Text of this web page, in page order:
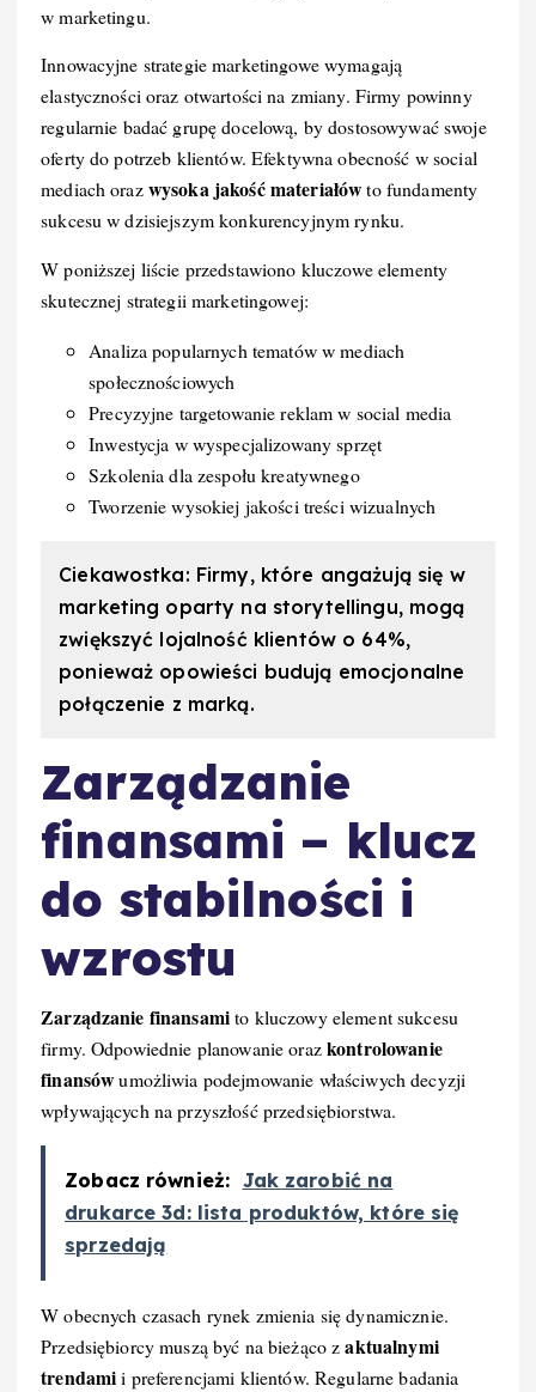
w marketingu.
Innowacyjne strategie marketingowe wymagają
elastyczności oraz otwartości na zmiany. Firmy powinny
regularnie badać grupę docelową, by dostosowywać swoje
oferty do potrzeb klientów. Efektywna obecność w social
mediach orazwysoka jakość materiałówto fundamenty
sukcesu w dzisiejszym konkurencyjnym rynku.
W poniższej liście przedstawiono kluczowe elementy
skutecznej strategii marketingowej:
Analiza popularnych tematów w mediach
społecznościowych
Precyzyjne targetowanie reklam w social media
Inwestycja w wyspecjalizowany sprzęt
Szkolenia dla zespołu kreatywnego
Tworzenie wysokiej jakości treści wizualnych
Ciekawostka: Firmy, które angażują się w
marketing oparty na storytellingu, mogą
zwiększyć lojalność klientów o 64%,
ponieważ opowieści budują emocjonalne
połączenie z marką.
Zarządzanie
finansami – klucz
do stabilności i
wzrostu
Zarządzanie finansamito kluczowy element sukcesu
firmy. Odpowiednie planowanie orazkontrolowanie
finansówumożliwia podejmowanie właściwych decyzji
wpływających na przyszłość przedsiębiorstwa.
Zobacz również: Jak zarobić na
drukarce 3d: lista produktów, które się
sprzedają
W obecnych czasach rynek zmienia się dynamicznie.
Przedsiębiorcy muszą być na bieżąco zaktualnymi
trendamii preferencjami klientów. Regularne badania